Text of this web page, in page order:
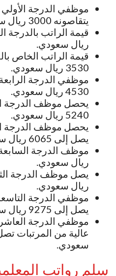
موظفي الدرجة
يتقاصونه 3000 ريال سعودي.
ريال سعودي.
قيمة الراتب الخاص
3530 ريال سعودي.
موظفي الدرجة
4530 ريال سعودي.
يحصل موظف الدرجة
5240 ريال سعودي.
يحصل موظف الدرجة
يصل إلى 6065 ريال سعودي.
ريال سعودي.
ريال سعودي.
موظفي الدرجة
يصل إلى 9275 ريال سعودي.
موظفي الدرجة
سعودي.
سلم رواتب